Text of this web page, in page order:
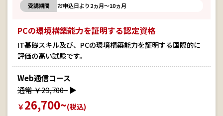
受講期間 お申込日より2ヵ月～10ヵ月
PCの環境構築能力を証明する認定資格
IT基礎スキル及び、PCの環境構築能力を証明する国際的に
評価の高い試験です。
Web通信コース
通常 ￥29,700~▶
￥26,700~(税込)